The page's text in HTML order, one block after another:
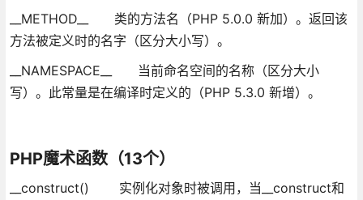
__METHOD__ 类的方法名（PHP 5.0.0 新加）。返回该
方法被定义时的名字（区分大小写）。
__NAMESPACE__ 当前命名空间的名称（区分大小
写）。此常量是在编译时定义的（PHP 5.3.0 新增）。
PHP魔术函数（13个）
__construct() 实例化对象时被调用，当__construct和